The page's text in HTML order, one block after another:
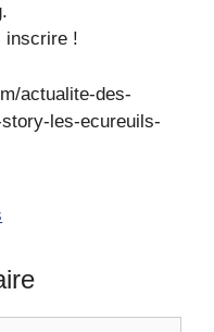
inscrire !
actualite-des-
les-ecureuils-